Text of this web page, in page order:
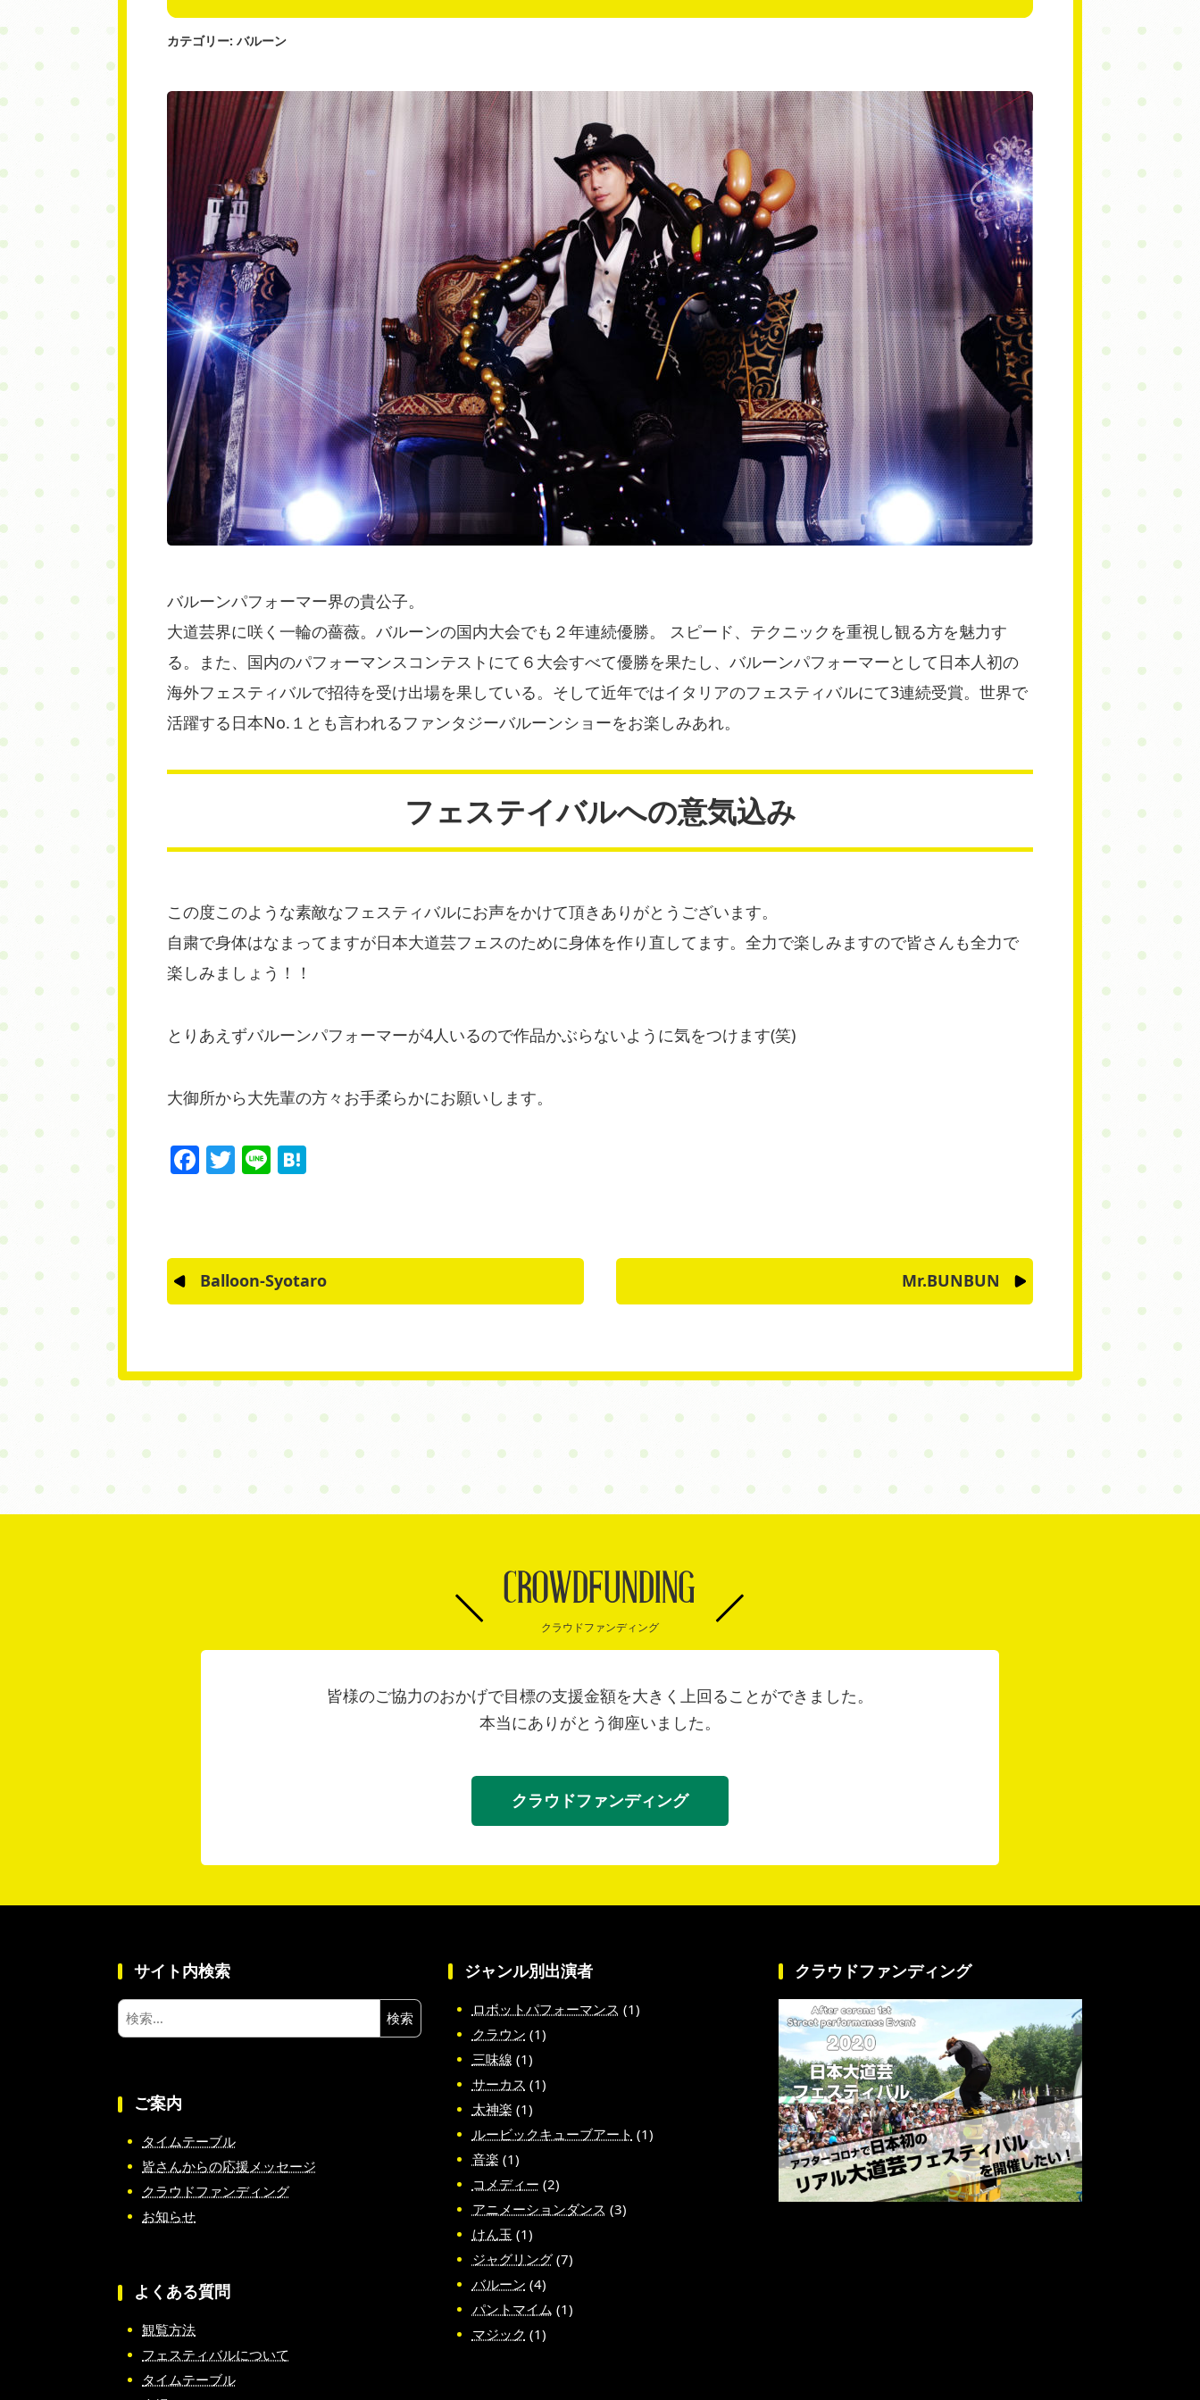
カテゴリー: バルーン
バルーンパフォーマー界の貴公子。
大道芸界に咲く一輪の薔薇。バルーンの国内大会でも２年連続優勝。 スピード、テクニックを重視し観る方を魅力す
る。また、国内のパフォーマンスコンテストにて６大会すべて優勝を果たし、バルーンパフォーマーとして日本人初の
海外フェスティバルで招待を受け出場を果している。そして近年ではイタリアのフェスティバルにて3連続受賞。世界で
活躍する日本No.１とも言われるファンタジーバルーンショーをお楽しみあれ。
フェステイバルへの意気込み
この度このような素敵なフェスティバルにお声をかけて頂きありがとうございます。
自粛で身体はなまってますが日本大道芸フェスのために身体を作り直してます。全力で楽しみますので皆さんも全力で
楽しみましょう！！
とりあえずバルーンパフォーマーが4人いるので作品かぶらないように気をつけます(笑)
大御所から大先輩の方々お手柔らかにお願いします。
Facebook
Twitter
Line
Balloon-Syotaro Mr.BUNBUN
CROWDFUNDING
クラウドファンディング
皆様のご協力のおかげで目標の支援金額を大きく上回ることができました。
本当にありがとう御座いました。
クラウドファンディング
サイト内検索
検
索:
ご案内
タイムテーブル
皆さんからの応援メッセージ
クラウドファンディング
お知らせ
よくある質問
観覧方法
フェスティバルについて
タイムテーブル
ジャンル別出演者
ロボットパフォーマンス (1)
クラウン (1)
三味線 (1)
サーカス (1)
太神楽 (1)
ルービックキューブアート (1)
音楽 (1)
コメディー (2)
アニメーションダンス (3)
けん玉 (1)
ジャグリング(7)
バルーン (4)
パントマイム (1)
マジック (1)
クラウドファンディング